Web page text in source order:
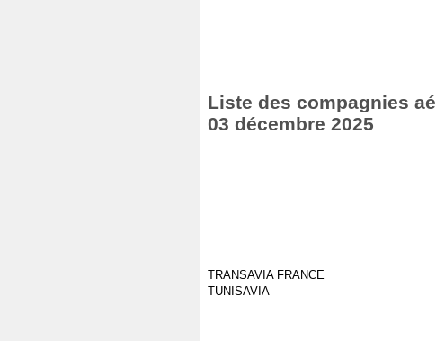
Liste des compagnies
03 décembre 2025
TRANSAVIA FRANCE
TUNISAVIA